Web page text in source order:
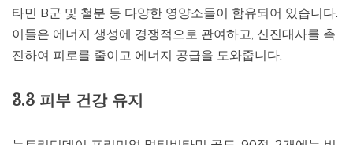
타민 B군 및 철분 등 다양한 영양소들이 함유되어 있습니다.
이들은 에너지 생성에 경쟁적으로 관여하고, 신진대사를 촉
진하여 피로를 줄이고 에너지 공급을 도와줍니다.
3.3 피부 건강 유지